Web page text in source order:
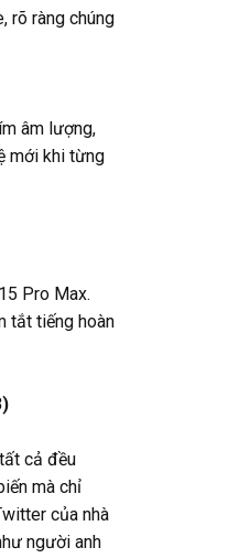
rõ ràng chúng
âm lượng,
mới khi từng
Pro Max.
tắt tiếng hoàn
cả đều
mà chỉ
của nhà
người anh